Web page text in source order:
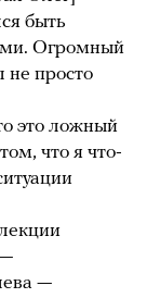
быть
Огромный
не просто
это ложный
что я что-
—